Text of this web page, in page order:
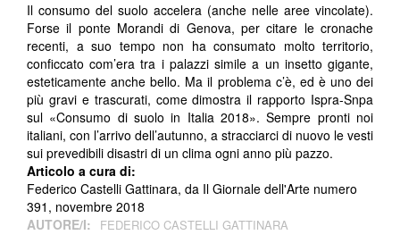
Il consumo del suolo accelera (anche nelle aree vincolate).
Forse il ponte Morandi di Genova, per citare le cronache
recenti, a suo tempo non ha consumato molto territorio,
conficcato com’era tra i palazzi simile a un insetto gigante,
esteticamente anche bello. Ma il problema c’è, ed è uno dei
più gravi e trascurati, come dimostra il rapporto Ispra-Snpa
sul «Consumo di suolo in Italia 2018». Sempre pronti noi
italiani, con l’arrivo dell’autunno, a stracciarci di nuovo le vesti
sui prevedibili disastri di un clima ogni anno più pazzo.
Articolo a cura di:
Federico Castelli Gattinara, da Il Giornale dell'Arte numero
391, novembre 2018
AUTORE/I:
FEDERICO CASTELLI GATTINARA